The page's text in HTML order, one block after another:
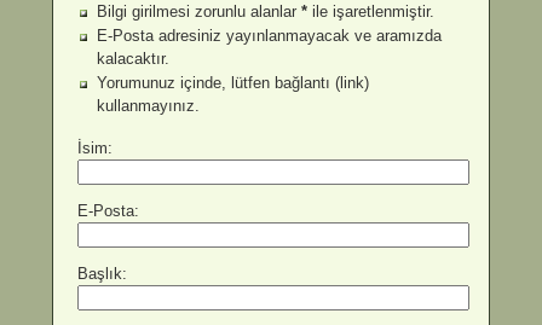
Bilgi girilmesi zorunlu alanlar * ile işaretlenmiştir.
E-Posta adresiniz yayınlanmayacak ve aramızda
kalacaktır.
Yorumunuz içinde, lütfen bağlantı (link)
kullanmayınız.
İsim:
E-Posta:
Başlık: